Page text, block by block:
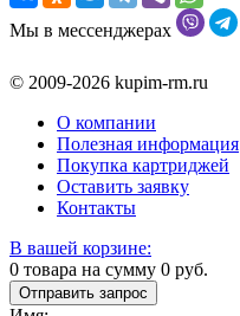
Мы в мессенджерах
© 2009-2026 kupim-rm.ru
О компании
Полезная информация
Покупка картриджей
Оставить заявку
Контакты
В вашей корзине:
0 товара на сумму 0 руб.
Отправить запрос